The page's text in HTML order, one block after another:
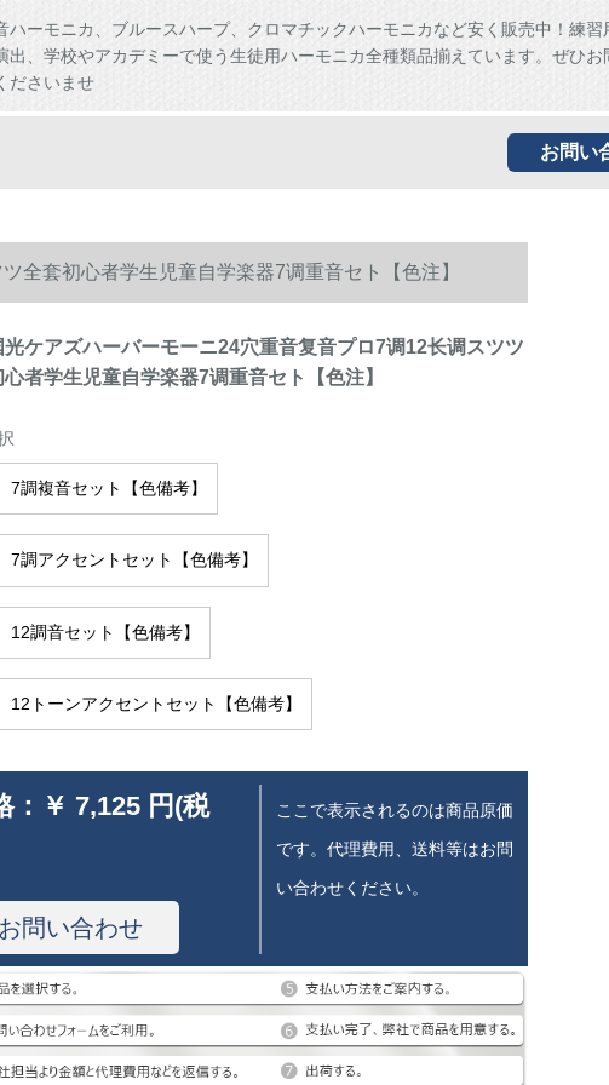
ハーモニカ、ブルースハープ、クロマチックハーモニカなど安く販売中！練習
出、学校やアカデミーで使う生徒用ハーモニカ全種類品揃えています。ぜひお
ださいませ
お問い
全套初心者学生児童自学楽器7调重音セト【色注】
光ケアズハーバーモーニ24穴重音复音プロ7调12长调スツツ
者学生児童自学楽器7调重音セト【色注】
7調複音セット【色備考】
7調アクセントセット【色備考】
12調音セット【色備考】
12トーンアクセントセット【色備考】
： ￥ 7,125 円(税
お問い合わせ
ここで表示されるのは商品原価
です。代理費用、送料等はお問
い合わせください。